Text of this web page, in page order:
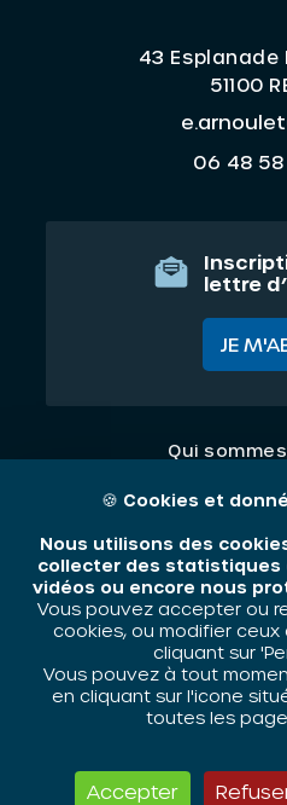
43 Esplanade
51100
06 48 58
lettre
JE
Qui
Nos
Mentions
ORIV - 2026 /
🍪 Cookies et
Nous utilisons des
collecter des statistiques
vidéos ou encore nous
Vous pouvez accepter ou
cookies, ou modifier
cliquant sur
Vous pouvez à tout
en cliquant sur l'icone
toutes les
Accepter